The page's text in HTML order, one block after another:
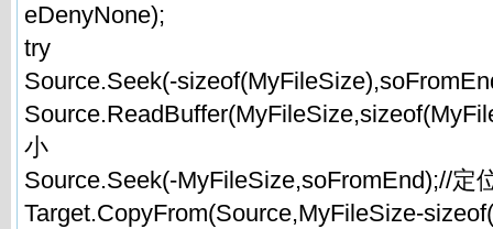
eDenyNone);
try
Source.Seek(-
小
Source.Seek(-MyFileSize,soFromEnd);//定
Target.CopyFrom(Source,MyFileSize-